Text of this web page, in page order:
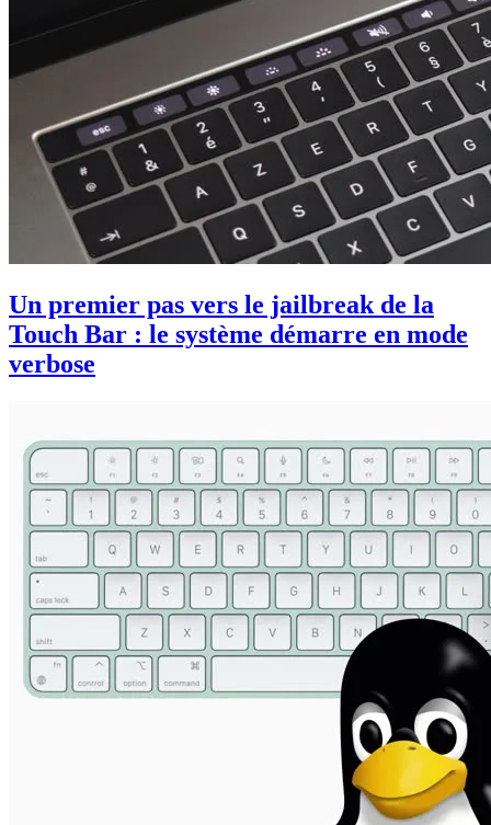
Un premier pas vers le jailbreak de la
Touch Bar : le système démarre en mode
verbose